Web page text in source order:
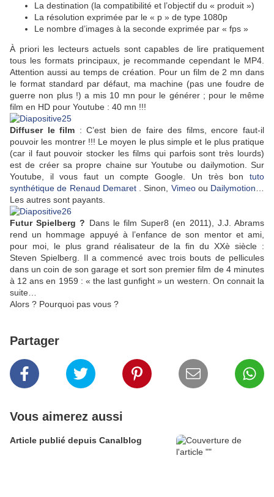
La destination (la compatibilité et l’objectif du « produit »)
La résolution exprimée par le « p » de type 1080p
Le nombre d’images à la seconde exprimée par « fps »
À priori les lecteurs actuels sont capables de lire pratiquement
tous les formats principaux, je recommande cependant le MP4.
Attention aussi au temps de création. Pour un film de 2 mn dans
le format standard par défaut, ma machine (pas une foudre de
guerre non plus !) a mis 10 mn pour le générer ; pour le même
film en HD pour Youtube : 40 mn !!!
Diffuser le film : C’est bien de faire des films, encore faut-il
pouvoir les montrer !!! Le moyen le plus simple et le plus pratique
(car il faut pouvoir stocker les films qui parfois sont très lourds)
est de créer sa propre chaine sur Youtube ou dailymotion. Sur
Youtube, il vous faut un compte Google. Un très bon tuto
synthétique de Renaud Demaret. Sinon, Vimeoou Dailymotion
Les autres sont payants.
Futur Spielberg ? Dans le film Super8 (en 2011), J.J. Abrams
rend un hommage appuyé à l’enfance de son mentor et ami,
pour moi, le plus grand réalisateur de la fin du XXè siècle :
Steven Spielberg. Il a commencé avec trois bouts de pellicules
dans un coin de son garage et sort son premier film de 4 minutes
à 12 ans en 1959 : « the last gunfight » un western. On connait la
suite…
Alors ? Pourquoi pas vous ?
Partager
Vous aimerez aussi
Article publié depuis Canalblog